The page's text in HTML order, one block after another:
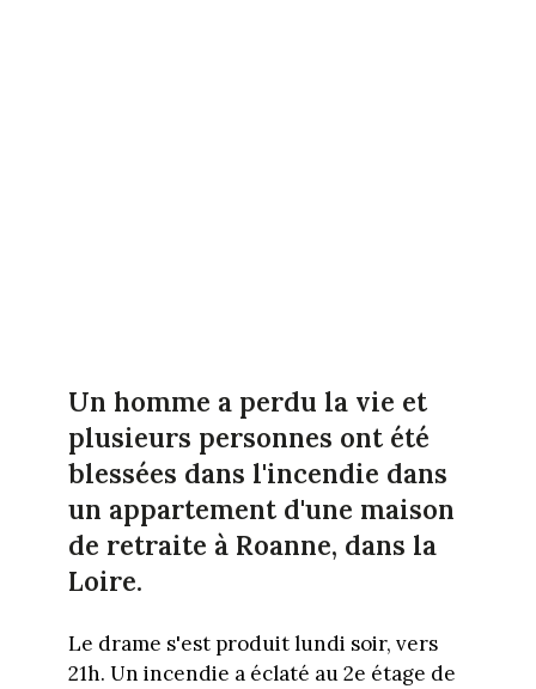
Un homme a perdu la vie et
plusieurs personnes ont été
blessées dans l'incendie dans
un appartement d'une maison
de retraite à Roanne, dans la
Loire.
Le drame s'est produit lundi soir, vers
21h. Un incendie a éclaté au 2e étage de